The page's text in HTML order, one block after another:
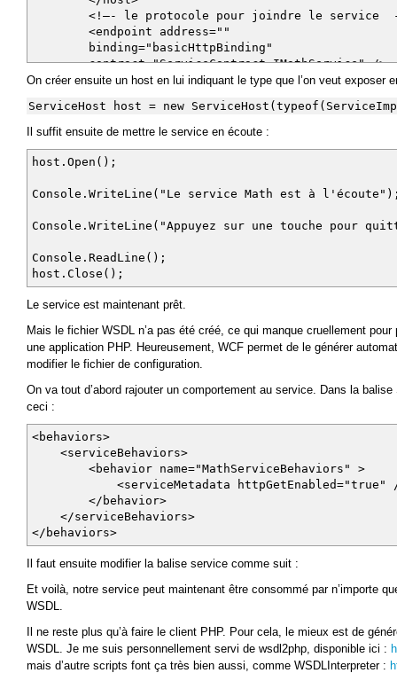
<!—- le protocole pour joindre le service
<endpoint address=""
binding="basicHttpBinding"
contract="ServiceContract.IMathService" />
</service>
</system.serviceModel>
On créer ensuite un host en lui indiquant le type que l’on veut exposer
ServiceHost host = new
Il suffit ensuite de mettre le service en écoute :
host.Open();
Console.WriteLine("Le service Math est à
Console.WriteLine("Appuyez sur une touche pour
Console.ReadLine();
host.Close();
Le service est maintenant prêt.
Mais le fichier WSDL n’a pas été créé, ce qui manque cruellement
une application PHP. Heureusement, WCF permet de le générer
modifier le fichier de configuration.
On va tout d’abord rajouter un comportement au service. Dans la
ceci :
<behaviors>
<serviceBehaviors>
<behavior name="MathServiceBehaviors" >
<serviceMetadata httpGetEnabled="true"
</behavior>
</serviceBehaviors>
</behaviors>
Il faut ensuite modifier la balise service comme suit :
Et voilà, notre service peut maintenant être consommé par n’importe
WSDL.
Il ne reste plus qu’à faire le client PHP. Pour cela, le mieux est de
WSDL. Je me suis personnellement servi de wsdl2php, disponible ici :
mais d’autre scripts font ça très bien aussi, comme WSDLInterpreter :